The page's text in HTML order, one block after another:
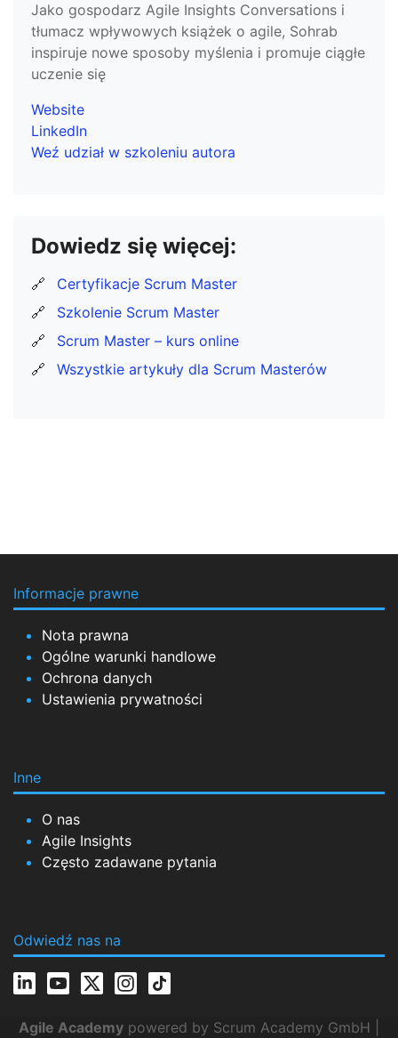
Jako gospodarz Agile Insights Conversations i
tłumacz wpływowych książek o agile, Sohrab
inspiruje nowe sposoby myślenia i promuje ciągłe
uczenie się
Website
LinkedIn
Weź udział w szkoleniu autora
Dowiedz się więcej:
🔗
Certyfikacje Scrum Master
🔗
Szkolenie Scrum Master
🔗
Scrum Master – kurs online
🔗
Wszystkie artykuły dla Scrum Masterów
Informacje prawne
Nota prawna
Ogólne warunki handlowe
Ochrona danych
Ustawienia prywatności
Inne
O nas
Agile Insights
Często zadawane pytania
Odwiedź nas na
Agile Academy powered by Scrum Academy GmbH |